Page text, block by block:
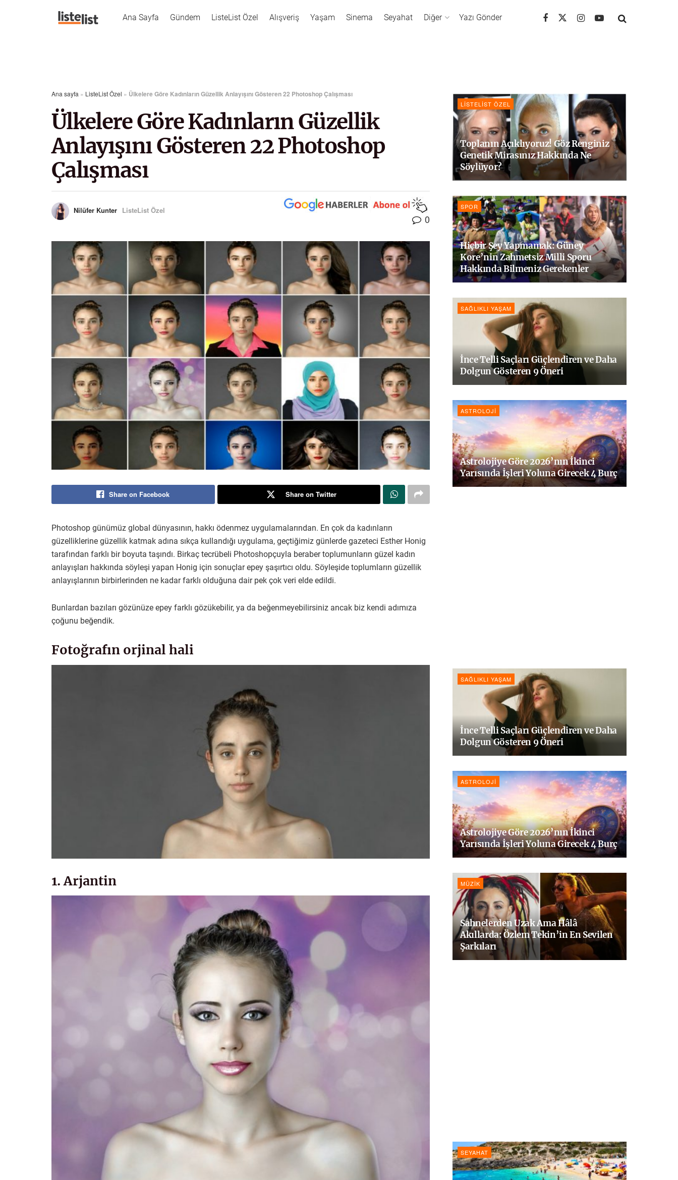
Ana Sayfa Gündem ListeList Özel Alışveriş Yaşam Sinema Seyahat Diğer Yazı Gönder
Ana sayfa » ListeList Özel » Ülkelere Göre Kadınların Güzellik Anlayışını Gösteren 22 Photoshop Çalışması
Ülkelere Göre Kadınların Güzellik
Anlayışını Gösteren 22 Photoshop
Çalışması
Nilüfer Kunter ListeList Özel
0
Share on Facebook Share on Twitter
Photoshop günümüz global dünyasının, hakkı ödenmez uygulamalarından. En çok da kadınların
güzelliklerine güzellik katmak adına sıkça kullandığı uygulama, geçtiğimiz günlerde gazeteci Esther Honig
tarafından farklı bir boyuta taşındı. Birkaç tecrübeli Photoshopçuyla beraber toplumunların güzel kadın
anlayışları hakkında söyleşi yapan Honig için sonuçlar epey şaşırtıcı oldu. Söyleşide toplumların güzellik
anlayışlarının birbirlerinden ne kadar farklı olduğuna dair pek çok veri elde edildi.
Bunlardan bazıları gözünüze epey farklı gözükebilir, ya da beğenmeyebilirsiniz ancak biz kendi adımıza
çoğunu beğendik.
Fotoğrafın orjinal hali
1. Arjantin
LISTELIST ÖZEL
Toplanın Açıklıyoruz! Göz Renginiz
Genetik Mirasınız Hakkında Ne
Söylüyor?
SPOR
Hiçbir Şey Yapmamak: Güney
Kore’nin Zahmetsiz Milli Sporu
Hakkında Bilmeniz Gerekenler
SAĞLIKLI YAŞAM
İnce Telli Saçları Güçlendiren ve Daha
Dolgun Gösteren 9 Öneri
ASTROLOJI
Astrolojiye Göre 2026’nın İkinci
Yarısında İşleri Yoluna Girecek 4 Burç
SAĞLIKLI YAŞAM
İnce Telli Saçları Güçlendiren ve Daha
Dolgun Gösteren 9 Öneri
ASTROLOJI
Astrolojiye Göre 2026’nın İkinci
Yarısında İşleri Yoluna Girecek 4 Burç
MÜZIK
Sahnelerden Uzak Ama Hâlâ
Akıllarda: Özlem Tekin’in En Sevilen
Şarkıları
SEYAHAT